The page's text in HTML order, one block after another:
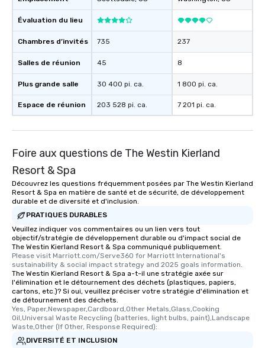
itinerary. You Get a Dinner and a Show
Our tours offer an exquisite feast plus
entertainment. All tours include a
knowledgeable, professional guide
who leads the group on a walking tour,
offering engaging tidbits and
along the way exclusively to our tours,
ensuring there is never a dull moment.
Different Types of Cuisine Our
several renowned restaurants in one
convenient outing, including ones you
and your guests might not have
discovered otherwise on your own or
at a typical corporate dinner. We offer
a way to try some of the finest spots
in the city and dive into various
cuisines and dishes. All the pre-
selected dishes are curated to our
high standards to ensure they will
delight any palate. Tours Available
from Day to Night With any corporate
group experience, booking flexibility is
key. Whether you desire a tour during
business hours or early evening right
after work, we can coordinate with
Évaluation du lieu
Chambres d’invités
Salles de réunion
Plus grande salle
Espace de réunion
735
45
30 400 pi. ca.
203 528 pi. ca.
237
8
1 800 pi. ca.
7 201 pi. ca.
Foire aux questions de The Westin Kierland
Resort & Spa
Découvrez les questions fréquemment posées par The Westin Kierland
Resort & Spa en matière de santé et de sécurité, de développement
durable et de diversité et d'inclusion.
PRATIQUES DURABLES
Veuillez indiquer vos commentaires ou un lien vers tout
objectif/stratégie de développement durable ou d'impact social de
The Westin Kierland Resort & Spa communiqué publiquement.
Please visit Marriott.com/Serve360 for Marriott International's
sustainability & social impact strategy and 2025 goals information.
The Westin Kierland Resort & Spa a-t-il une stratégie axée sur
l'élimination et le détournement des déchets (plastiques, papiers,
cartons, etc.)? Si oui, veuillez préciser votre stratégie d'élimination et
de détournement des déchets.
Yes, Paper,Newspaper,Cardboard,Other Metals,Glass,Cooking
Oil,Universal Waste Recycling (batteries, light bulbs, paint),Landscape
Waste,Other (If Other, Response Required):
DIVERSITÉ ET INCLUSION